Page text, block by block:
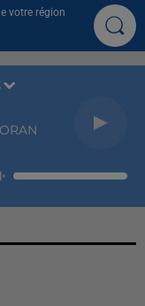
votre région